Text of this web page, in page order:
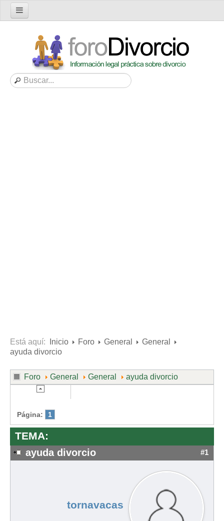
Foro
Nuevo tema
Buscar en el foro
Está aquí: Inicio Foro General
General
ayuda divorcio
Foro General General ayuda divorcio
Página: 1
TEMA:
ayuda divorcio #1
tornavacas